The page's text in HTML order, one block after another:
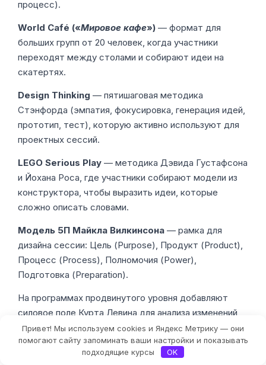
процесс).
World Café («Мировое кафе») — формат для
больших групп от 20 человек, когда участники
переходят между столами и собирают идеи на
скатертях.
Design Thinking — пятишаговая методика
Стэнфорда (эмпатия, фокусировка, генерация идей,
прототип, тест), которую активно используют для
проектных сессий.
LEGO Serious Play — методика Дэвида Густафсона
и Йохана Роса, где участники собирают модели из
конструктора, чтобы выразить идеи, которые
сложно описать словами.
Модель 5П Майкла Вилкинсона — рамка для
дизайна сессии: Цель (Purpose), Продукт (Product),
Процесс (Process), Полномочия (Power),
Подготовка (Preparation).
На программах продвинутого уровня добавляют
силовое поле Курта Левина для анализа изменений,
Open Space для самоорганизующихся встреч и
форсайт-методики для долгосрочного
Привет! Мы используем cookies и Яндекс Метрику — они
помогают сайту запоминать ваши настройки и показывать
подходящие курсы
OK
Фильтры